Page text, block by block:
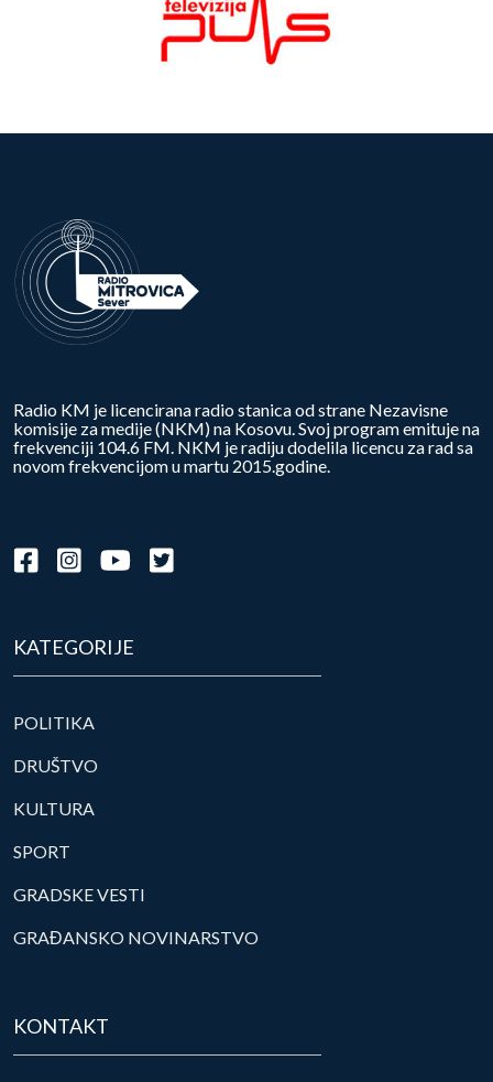
Radio KM je licencirana radio stanica od strane Nezavisne
komisije za medije (NKM) na Kosovu. Svoj program emituje na
frekvenciji 104.6 FM. NKM je radiju dodelila licencu za rad sa
novom frekvencijom u martu 2015.godine.
KATEGORIJE
POLITIKA
DRUŠTVO
KULTURA
SPORT
GRADSKE VESTI
GRAĐANSKO NOVINARSTVO
KONTAKT